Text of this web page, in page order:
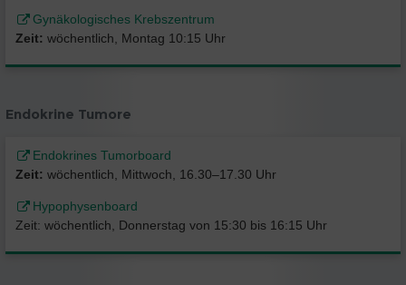
Gynäkologisches Krebszentrum
Zeit: wöchentlich, Montag 10:15 Uhr
Endokrine Tumore
Endokrines Tumorboard
Zeit: wöchentlich, Mittwoch, 16.30–17.30 Uhr
Hypophysenboard
Zeit: wöchentlich, Donnerstag von 15:30 bis 16:15 Uhr